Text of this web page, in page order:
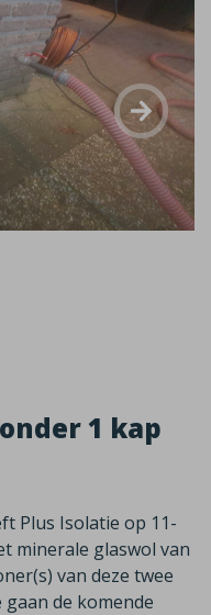
1 kap
Plus Isolatie op 11-
minerale glaswol van
van deze twee
de komende